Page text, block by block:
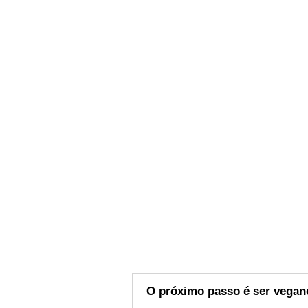
O próximo passo é ser